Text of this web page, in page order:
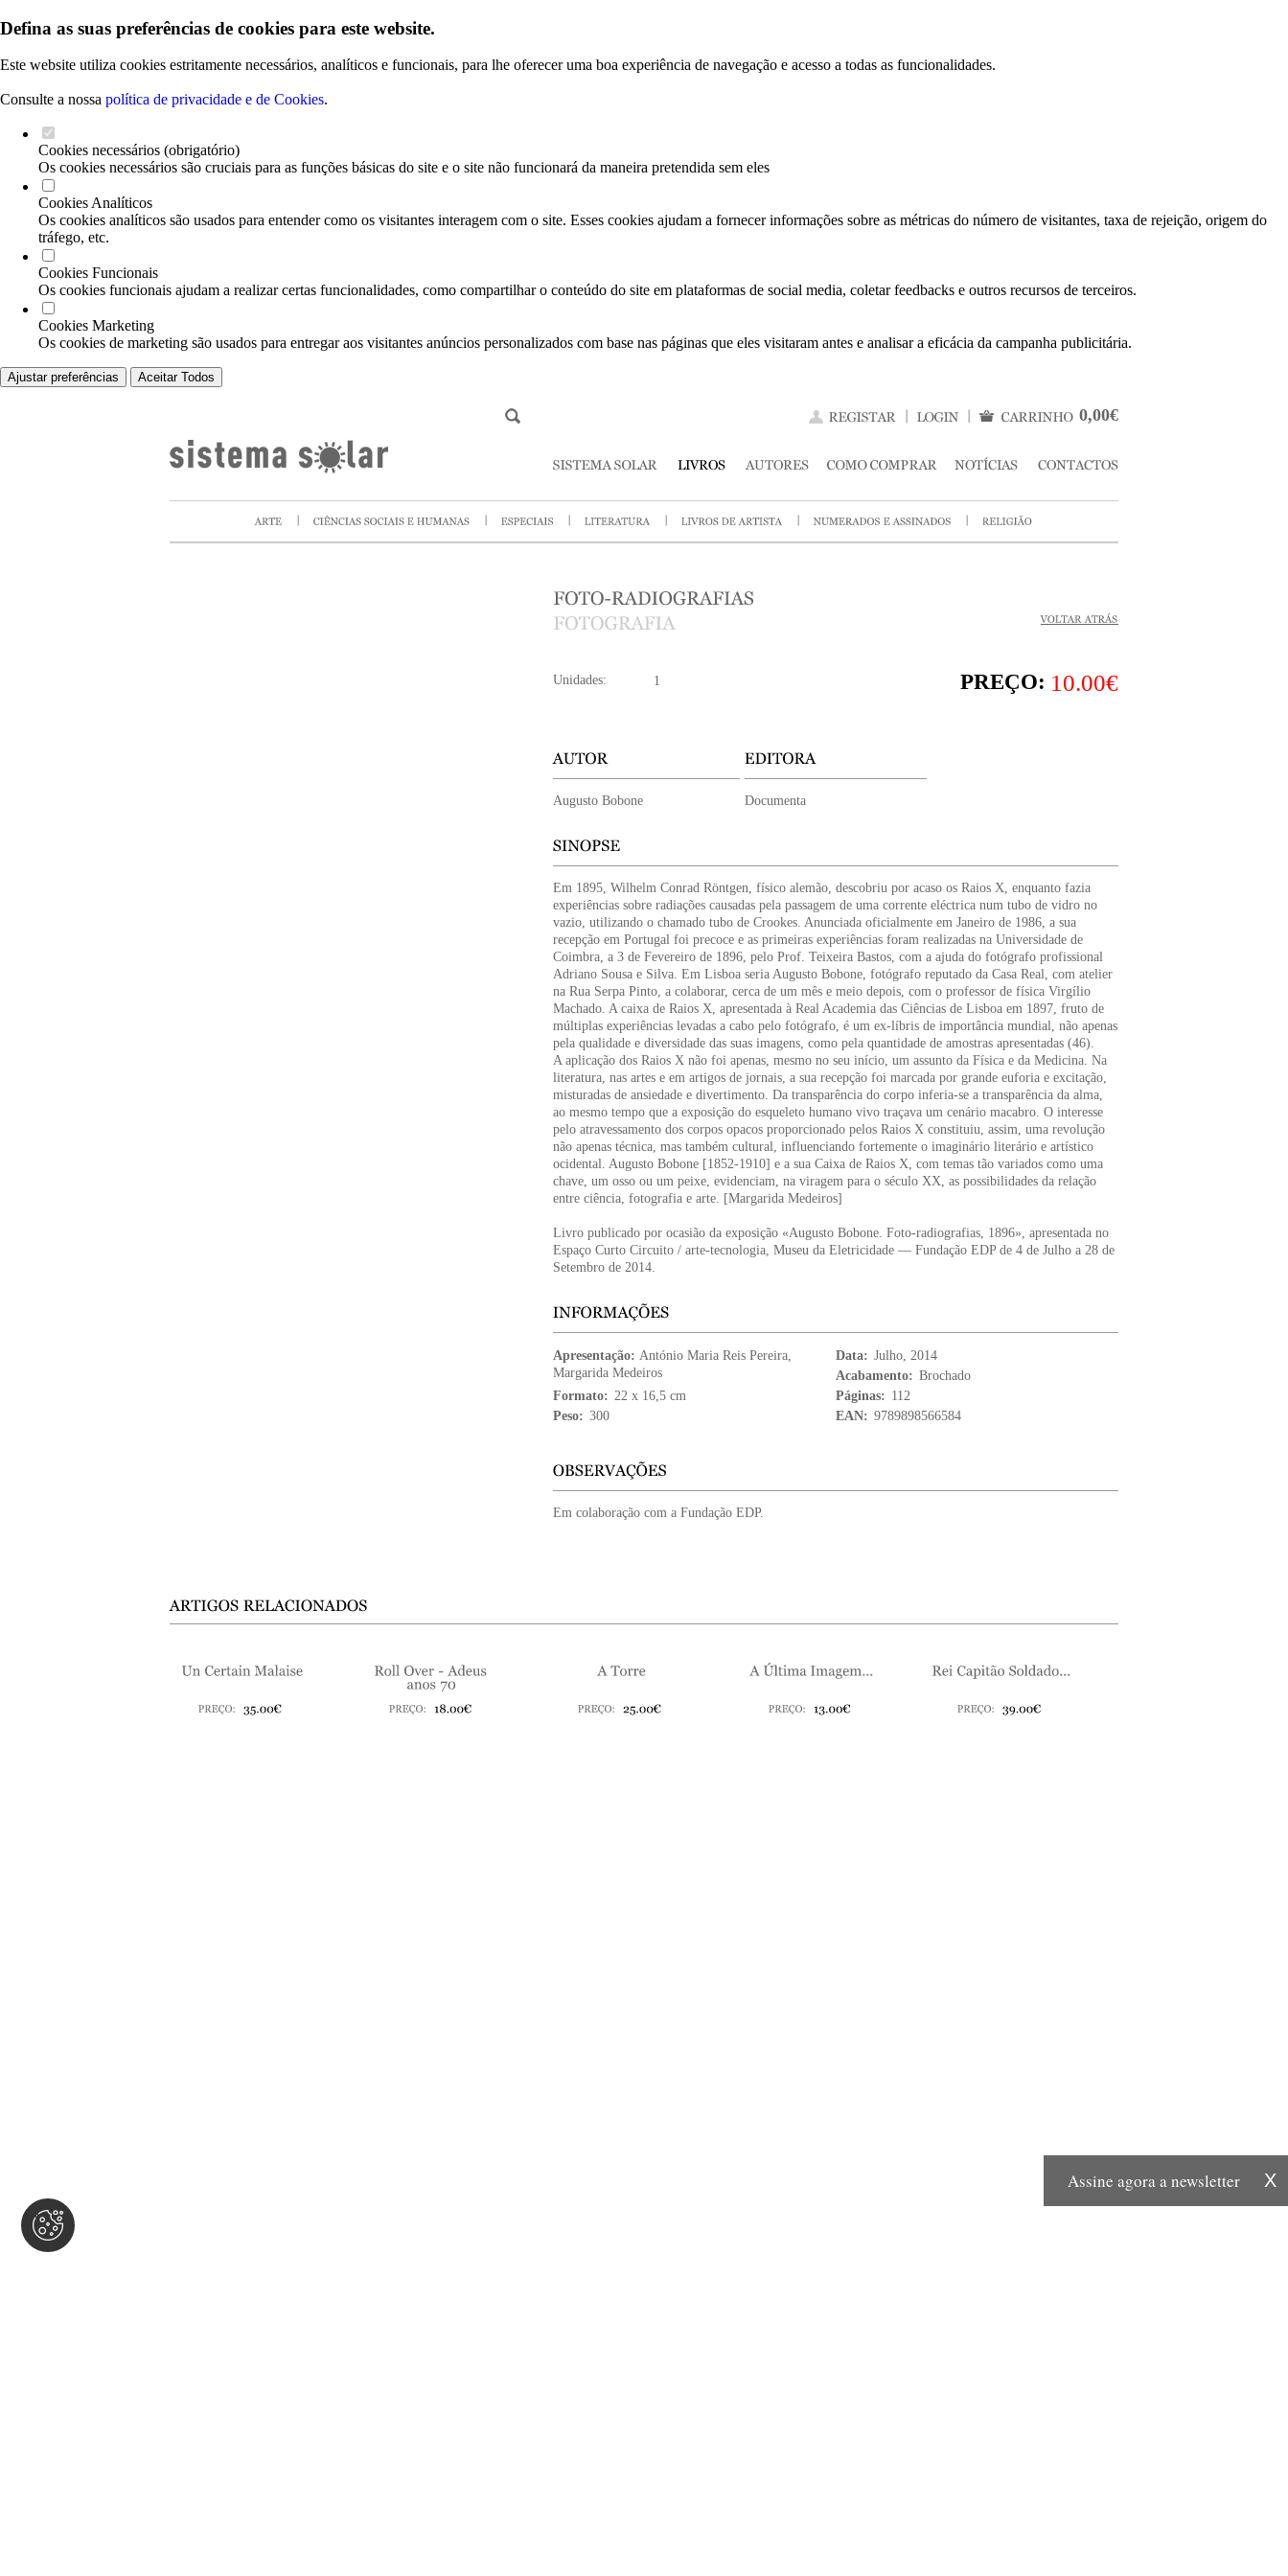
Defina as suas preferências de cookies para este website.
Este website utiliza cookies estritamente necessários, analíticos e funcionais, para lhe oferecer uma boa experiência de navegação e acesso a todas as funcionalidades.
Consulte a nossa política de privacidade e de Cookies.
Cookies necessários (obrigatório)
Os cookies necessários são cruciais para as funções básicas do site e o site não funcionará da maneira pretendida sem eles
Cookies Analíticos
Os cookies analíticos são usados para entender como os visitantes interagem com o site. Esses cookies ajudam a fornecer informações sobre as métricas do número de visitantes, taxa de rejeição, origem do
tráfego, etc.
Cookies Funcionais
Os cookies funcionais ajudam a realizar certas funcionalidades, como compartilhar o conteúdo do site em plataformas de social media, coletar feedbacks e outros recursos de terceiros.
Cookies Marketing
Os cookies de marketing são usados para entregar aos visitantes anúncios personalizados com base nas páginas que eles visitaram antes e analisar a eficácia da campanha publicitária.
Ajustar preferências Aceitar Todos
0,00€
Unidades: PREÇO: 10.00€
Augusto Bobone Documenta
Em 1895, Wilhelm Conrad Röntgen, físico alemão, descobriu por acaso os Raios X, enquanto fazia
experiências sobre radiações causadas pela passagem de uma corrente eléctrica num tubo de vidro no
vazio, utilizando o chamado tubo de Crookes. Anunciada oficialmente em Janeiro de 1986, a sua
recepção em Portugal foi precoce e as primeiras experiências foram realizadas na Universidade de
Coimbra, a 3 de Fevereiro de 1896, pelo Prof. Teixeira Bastos, com a ajuda do fotógrafo profissional
Adriano Sousa e Silva. Em Lisboa seria Augusto Bobone, fotógrafo reputado da Casa Real, com atelier
na Rua Serpa Pinto, a colaborar, cerca de um mês e meio depois, com o professor de física Virgílio
Machado. A caixa de Raios X, apresentada à Real Academia das Ciências de Lisboa em 1897, fruto de
múltiplas experiências levadas a cabo pelo fotógrafo, é um ex-líbris de importância mundial, não apenas
pela qualidade e diversidade das suas imagens, como pela quantidade de amostras apresentadas (46).
A aplicação dos Raios X não foi apenas, mesmo no seu início, um assunto da Física e da Medicina. Na
literatura, nas artes e em artigos de jornais, a sua recepção foi marcada por grande euforia e excitação,
misturadas de ansiedade e divertimento. Da transparência do corpo inferia-se a transparência da alma,
ao mesmo tempo que a exposição do esqueleto humano vivo traçava um cenário macabro. O interesse
pelo atravessamento dos corpos opacos proporcionado pelos Raios X constituiu, assim, uma revolução
não apenas técnica, mas também cultural, influenciando fortemente o imaginário literário e artístico
ocidental. Augusto Bobone [1852-1910] e a sua Caixa de Raios X, com temas tão variados como uma
chave, um osso ou um peixe, evidenciam, na viragem para o século XX, as possibilidades da relação
entre ciência, fotografia e arte. [Margarida Medeiros]
Livro publicado por ocasião da exposição «Augusto Bobone. Foto-radiografias, 1896», apresentada no
Espaço Curto Circuito / arte-tecnologia, Museu da Eletricidade — Fundação EDP de 4 de Julho a 28 de
Setembro de 2014.
Apresentação: António Maria Reis Pereira,
Margarida Medeiros
Data: Julho, 2014
Acabamento: Brochado
Formato: 22 x 16,5 cm Páginas: 112
Peso: 300 EAN: 9789898566584
Em colaboração com a Fundação EDP.
X
Assine agora a newsletter